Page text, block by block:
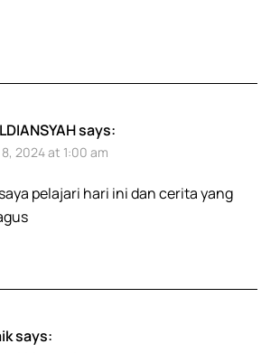
says:
2024 at 1:00 am
pelajari hari ini dan cerita yang
says: